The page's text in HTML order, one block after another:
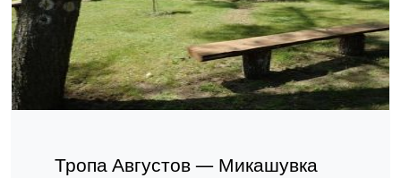
Тропа Августов — Микашувка